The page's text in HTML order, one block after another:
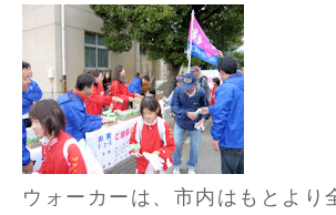
ウォーカーは、市内はもとより